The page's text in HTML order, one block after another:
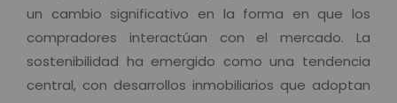
un cambio significativo en la forma en que los
compradores interactúan con el mercado. La
sostenibilidad ha emergido como una tendencia
central, con desarrollos inmobiliarios que adoptan